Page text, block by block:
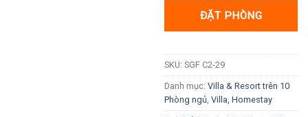
ĐẶT PHÒNG
SKU: SGF C2-29
Danh mục: Villa & Resort trên 10
Phòng ngủ, Villa, Homestay